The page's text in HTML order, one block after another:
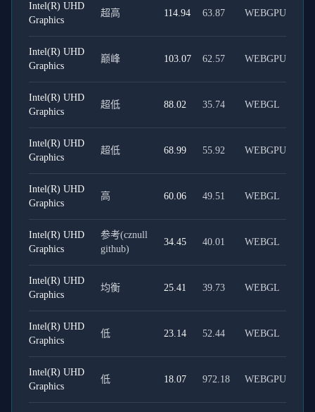
Intel(R) UHD
Graphics
超高 114.94 63.87 WEBGPU
Intel(R) UHD
Graphics
巅峰 103.07 62.57 WEBGPU
Intel(R) UHD
Graphics
超低 88.02 35.74 WEBGL
Intel(R) UHD
Graphics
超低 68.99 55.92 WEBGPU
Intel(R) UHD
Graphics
高 60.06 49.51 WEBGL
Intel(R) UHD
Graphics
参考(cznull
github)
34.45 40.01 WEBGL
Intel(R) UHD
Graphics
均衡 25.41 39.73 WEBGL
Intel(R) UHD
Graphics
低 23.14 52.44 WEBGL
Intel(R) UHD
Graphics
低 18.07 972.18 WEBGPU